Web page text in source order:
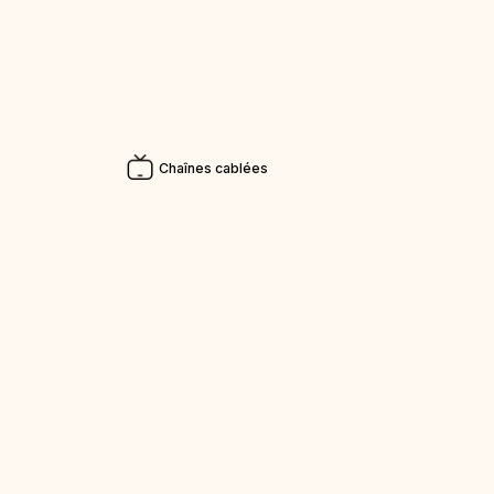
Chaînes cablées